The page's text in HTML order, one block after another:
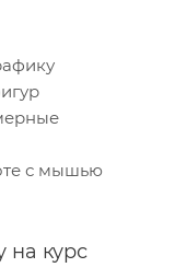
с мышью
на курс